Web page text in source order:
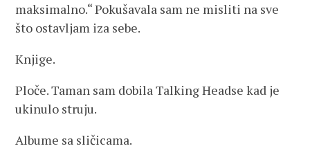
maksimalno.“ Pokušavala sam ne misliti na sve
što ostavljam iza sebe.
Knjige.
Ploče. Taman sam dobila Talking Headse kad je
ukinulo struju.
Albume sa sličicama.